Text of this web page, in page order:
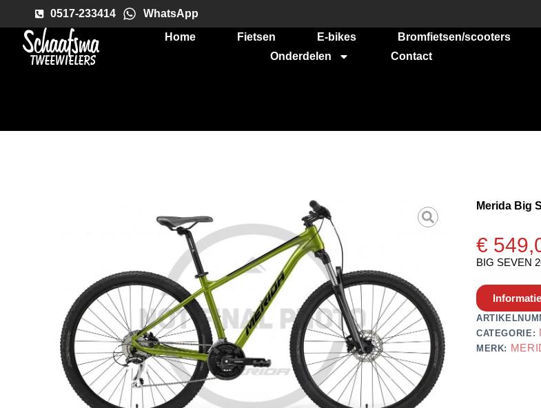
0517-233414
WhatsApp
Home
Fietsen E-bikes
Bromfietsen/scooters
Onderdelen
Contact
Merida Big
€
BIG SEVEN
CATEGORIE:
MERK: